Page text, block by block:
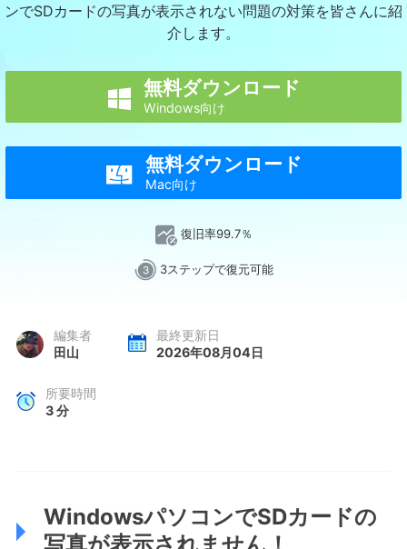
ンでSDカードの写真が表示されない問題の対策を皆さんに紹
介します。
 無料ダウンロード
Windows向け
 無料ダウンロード
Mac向け
復旧率99.7％
3ステップで復元可能
編集者
田山
最終更新日
2026年08月04日
所要時間
3分
WindowsパソコンでSDカードの